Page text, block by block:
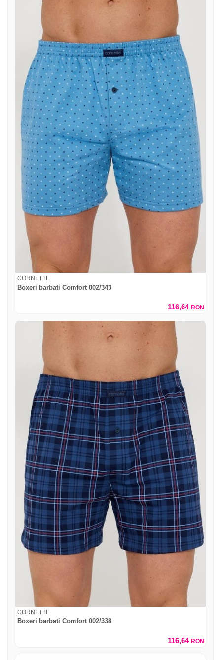
CORNETTE
Boxeri barbati Comfort 002/343
116,64 RON
CORNETTE
Boxeri barbati Comfort 002/338
116,64 RON